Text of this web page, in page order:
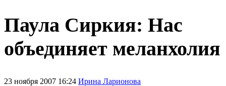
Паула Сиркия: Нас
объединяет меланхолия
23 ноября 2007 16:24 Ирина Ларионова